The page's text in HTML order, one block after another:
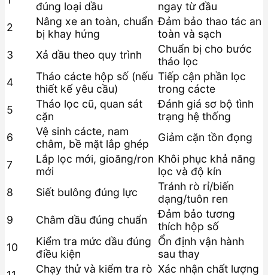
đúng loại dầu
ngay từ đầu
2
Nâng xe an toàn, chuẩn
bị khay hứng
Đảm bảo thao tác an
toàn và sạch
3
Xả dầu theo quy trình
Chuẩn bị cho bước
tháo lọc
4
Tháo cácte hộp số (nếu
thiết kế yêu cầu)
Tiếp cận phần lọc
trong cácte
5
Tháo lọc cũ, quan sát
cặn
Đánh giá sơ bộ tình
trạng hệ thống
6
Vệ sinh cácte, nam
châm, bề mặt lắp ghép
Giảm cặn tồn đọng
7
Lắp lọc mới, gioăng/ron
mới
Khôi phục khả năng
lọc và độ kín
8
Siết bulông đúng lực
Tránh rò rỉ/biến
dạng/tuôn ren
9
Châm dầu đúng chuẩn
Đảm bảo tương
thích hộp số
10
Kiểm tra mức dầu đúng
điều kiện
Ổn định vận hành
sau thay
Chạy thử và kiểm tra rò Xác nhận chất lượng